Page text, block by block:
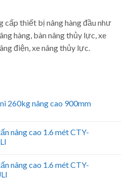
cấp thiết bị nâng hàng đầu như
hàng, bàn nâng thủy lực, xe
điện, xe nâng thủy lực.
260kg nâng cao 900mm
nâng cao 1.6 mét CTY-
nâng cao 1.6 mét CTY-